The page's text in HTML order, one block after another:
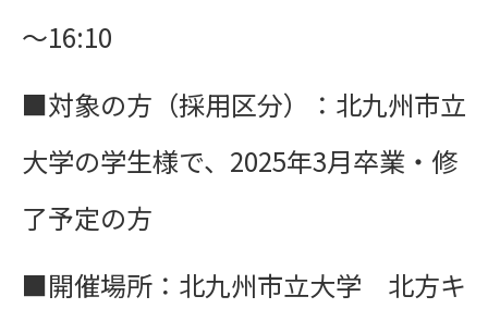
～16:10
■対象の方（採用区分）：北九州市立
大学の学生様で、2025年3月卒業・修
了予定の方
■開催場所： 北九州市立大学 北方キ